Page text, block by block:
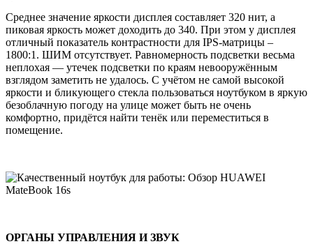
Среднее значение яркости дисплея составляет 320 нит, а
пиковая яркость может доходить до 340. При этом у дисплея
отличный показатель контрастности для IPS-матрицы –
1800:1. ШИМ отсутствует. Равномерность подсветки весьма
неплохая — утечек подсветки по краям невооружённым
взглядом заметить не удалось. С учётом не самой высокой
яркости и бликующего стекла пользоваться ноутбуком в яркую
безоблачную погоду на улице может быть не очень
комфортно, придётся найти тенёк или переместиться в
помещение.
ОРГАНЫ УПРАВЛЕНИЯ И ЗВУК